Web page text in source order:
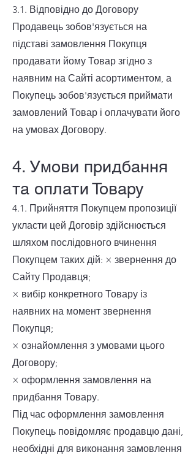
3.1. Відповідно до Договору
Продавець зобов'язується на
підставі замовлення Покупця
продавати йому Товар згідно з
наявним на Сайті асортиментом, а
Покупець зобов'язується приймати
замовлений Товар і оплачувати його
на умовах Договору.
4. Умови придбання
та оплати Товару
4.1. Прийняття Покупцем пропозиції
укласти цей Договір здійснюється
шляхом послідовного вчинення
Покупцем таких дій: × звернення до
Сайту Продавця;
× вибір конкретного Товару із
наявних на момент звернення
Покупця;
× ознайомлення з умовами цього
Договору;
× оформлення замовлення на
придбання Товару.
Під час оформлення замовлення
Покупець повідомляє продавцю дані,
необхідні для виконання замовлення